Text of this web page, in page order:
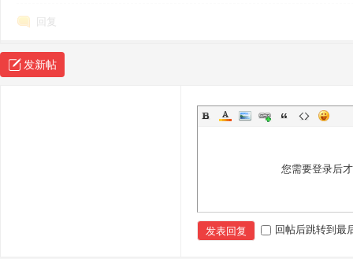
回复
发新帖
您需要登录后
发表回复 回帖后跳转到最